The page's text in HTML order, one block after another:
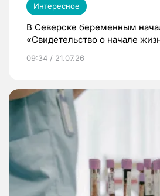
Интересное
В Северске беременным
«Свидетельство о начале
09:34 / 21.07.26